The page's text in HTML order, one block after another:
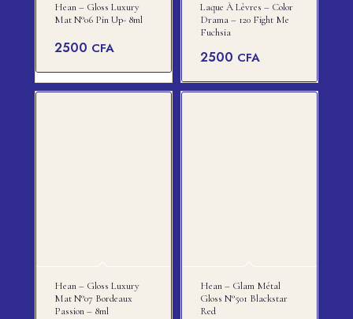
Hean – Gloss Luxury
Mat N°06 Pin Up- 8ml
2500 CFA
Laque À Lèvres – Color
Drama – 120 Fight Me
Fuchsia
2500 CFA
Hean – Gloss Luxury
Mat N°07 Bordeaux
Passion – 8ml
Hean – Glam Métal
Gloss N°501 Blackstar
Red